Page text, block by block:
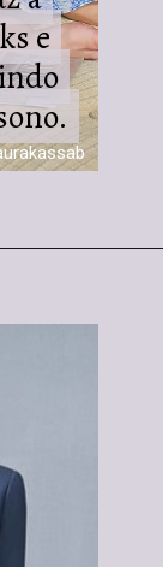
e
e